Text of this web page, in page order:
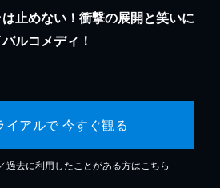
止めない！衝撃の展開と笑いに
ルコメディ！
イアルで 今すぐ観る
過去に利用したことがある方は こちら